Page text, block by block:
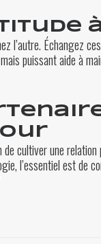
l’autre. Échangez
puissant aide à
cultiver une
l’essentiel est de